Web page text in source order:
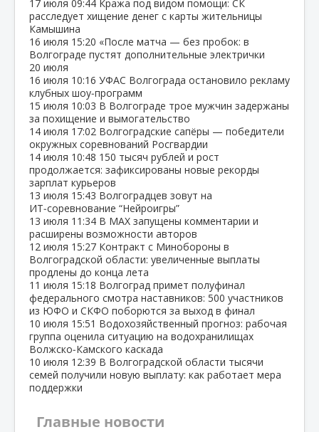
17 июля 09:44 Кража под видом помощи: СК
расследует хищение денег с карты жительницы
Камышина
16 июля 15:20 «После матча — без пробок: в
Волгограде пустят дополнительные электрички
20 июля
16 июля 10:16 УФАС Волгограда остановило рекламу
клубных шоу‑программ
15 июля 10:03 В Волгограде трое мужчин задержаны
за похищение и вымогательство
14 июля 17:02 Волгоградские сапёры — победители
окружных соревнований Росгвардии
14 июля 10:48 150 тысяч рублей и рост
продолжается: зафиксированы новые рекорды
зарплат курьеров
13 июля 15:43 Волгоградцев зовут на
ИТ‑соревнование “Нейроигры”
13 июля 11:34 В МАХ запущены комментарии и
расширены возможности авторов
12 июля 15:27 Контракт с Минобороны в
Волгоградской области: увеличенные выплаты
продлены до конца лета
11 июля 15:18 Волгоград примет полуфинал
федерального смотра наставников: 500 участников
из ЮФО и СКФО поборются за выход в финал
10 июля 15:51 Водохозяйственный прогноз: рабочая
группа оценила ситуацию на водохранилищах
Волжско‑Камского каскада
10 июля 12:39 В Волгоградской области тысячи
семей получили новую выплату: как работает мера
поддержки
Главные новости